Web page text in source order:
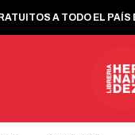
A TODO EL